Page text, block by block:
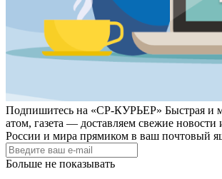
Подпишитесь на «СР-КУРЬЕР» Быстрая и
атом, газета — доставляем свежие новости
России и мира прямиком в ваш почтовый
Больше не показывать